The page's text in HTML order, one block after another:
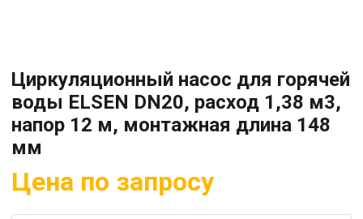
Циркуляционный насос для горячей
воды ELSEN DN20, расход 1,38 м3,
напор 12 м, монтажная длина 148
мм
Цена по запросу